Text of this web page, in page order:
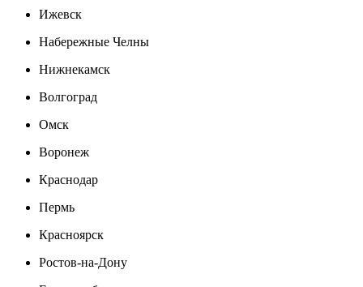
Ижевск
Набережные Челны
Нижнекамск
Волгоград
Омск
Воронеж
Краснодар
Пермь
Красноярск
Ростов-на-Дону